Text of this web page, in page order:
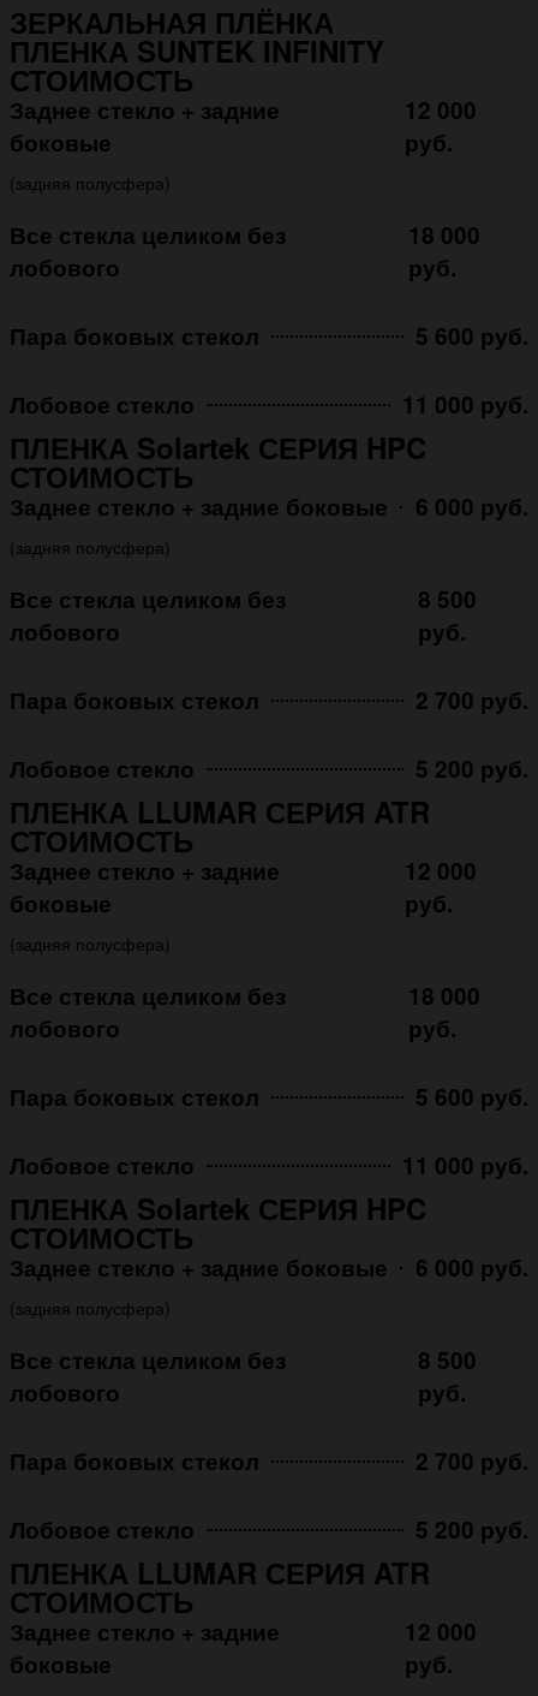
ЗЕРКАЛЬНАЯ ПЛЁНКА
ПЛЕНКА SUNTEK INFINITY
СТОИМОСТЬ
Заднее стекло + задние
боковые
12 000
руб.
(задняя полусфера)
Все стекла целиком без
лобового
18 000
руб.
Пара боковых стекол 5 600 руб.
Лобовое стекло 11 000 руб.
ПЛЕНКА Solartek СЕРИЯ HPC
СТОИМОСТЬ
Заднее стекло + задние боковые 6 000 руб.
(задняя полусфера)
Все стекла целиком без
лобового
8 500
руб.
Пара боковых стекол 2 700 руб.
Лобовое стекло 5 200 руб.
ПЛЕНКА LLUMAR СЕРИЯ ATR
СТОИМОСТЬ
Заднее стекло + задние
боковые
12 000
руб.
(задняя полусфера)
Все стекла целиком без
лобового
18 000
руб.
Пара боковых стекол 5 600 руб.
Лобовое стекло 11 000 руб.
ПЛЕНКА Solartek СЕРИЯ HPC
СТОИМОСТЬ
Заднее стекло + задние боковые 6 000 руб.
(задняя полусфера)
Все стекла целиком без
лобового
8 500
руб.
Пара боковых стекол 2 700 руб.
Лобовое стекло 5 200 руб.
ПЛЕНКА LLUMAR СЕРИЯ ATR
СТОИМОСТЬ
Заднее стекло + задние
боковые
12 000
руб.